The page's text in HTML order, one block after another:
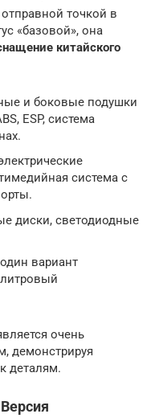
точкой в
«базовой», она
китайского
и боковые подушки
ESP, система
система с
диски, светодиодные
вариант
очень
демонстрируя
деталям.